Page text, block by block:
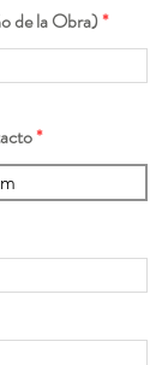
de la Obra)